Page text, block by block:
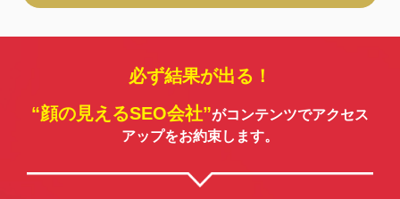
必ず結果が出る！
“顔の見えるSEO会社”がコンテンツでアクセス
アップをお約束します。